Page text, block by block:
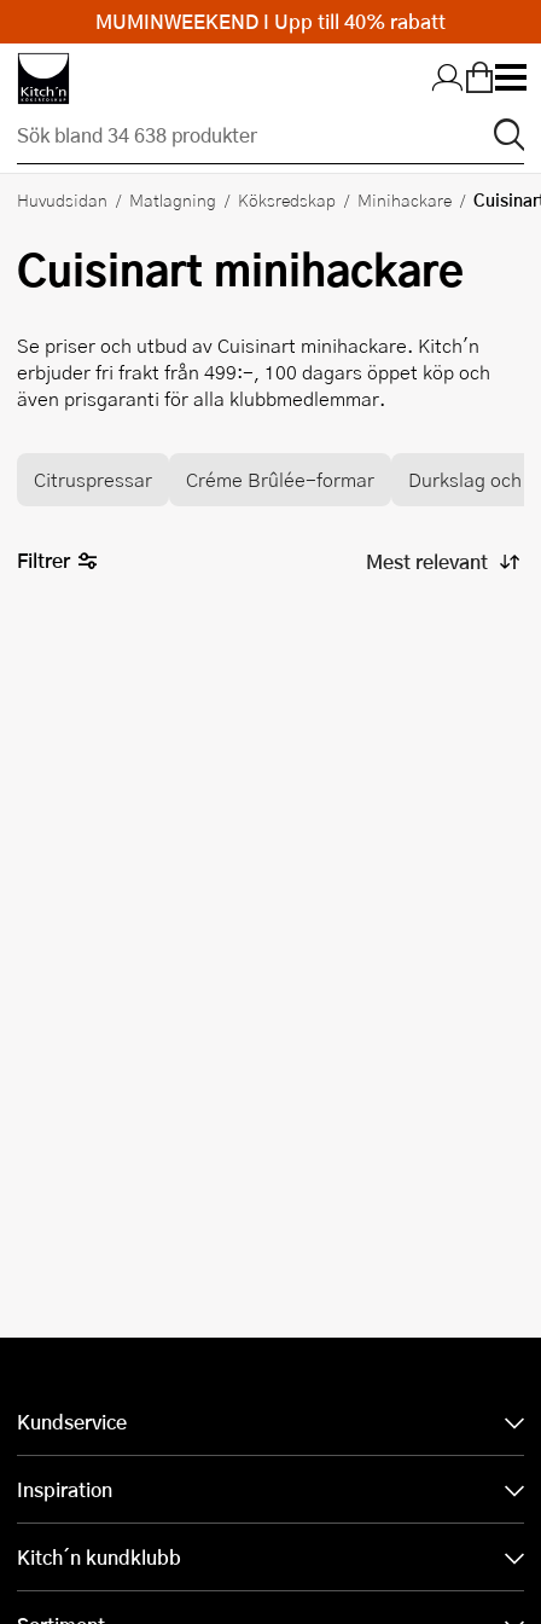
Hopp till huvudinnehållet
Huvudsidan Matlagning Köksredskap Minihackare
Cuisinart minihackare
Se priser och utbud avCuisinart minihackare. Kitch'n
erbjuder fri frakt från 499:-, 100 dagars öppet köp och
även prisgaranti för alla klubbmedlemmar.
Citruspressar Créme Brûlée-formar Durkslag och
Filtrer
Kundservice
Inspiration
Kitch´n kundklubb
MUMINWEEKEND I Upp till 40% rabatt